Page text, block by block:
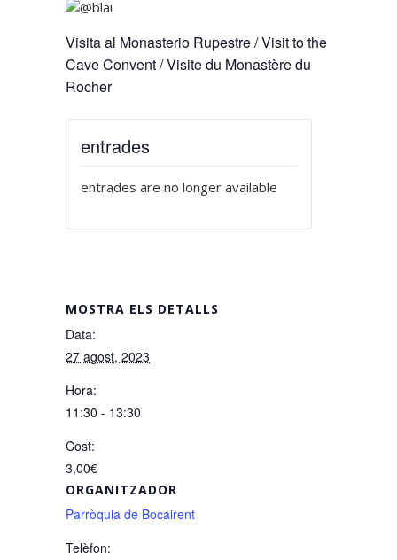
Visita al Monasterio Rupestre / Visit to the
Cave Convent / Visite du Monastère du
Rocher
MOSTRA ELS DETALLS
Data:
27 agost, 2023
Hora:
11:30 - 13:30
Cost:
3,00€
ORGANITZADOR
Parròquia de Bocairent
Telèfon:
entrades
entrades are no longer available